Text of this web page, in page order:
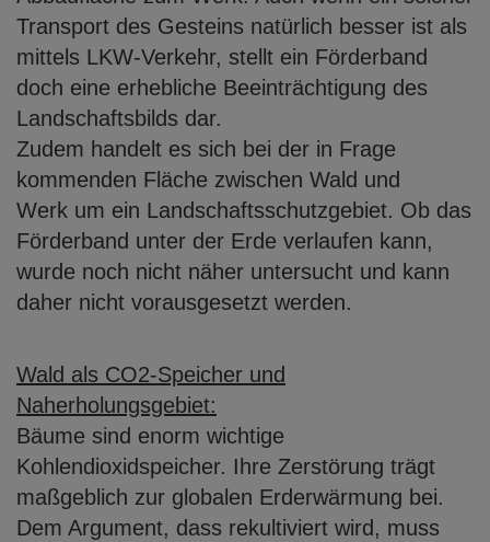
Transport des Gesteins natürlich besser ist als
mittels LKW-Verkehr, stellt ein Förderband
doch eine erhebliche Beeinträchtigung des
Landschaftsbilds dar.
Zudem handelt es sich bei der in Frage
kommenden Fläche zwischen Wald und
Werk um ein Landschaftsschutzgebiet. Ob das
Förderband unter der Erde verlaufen kann,
wurde noch nicht näher untersucht und kann
daher nicht vorausgesetzt werden.
Wald als CO2-Speicher und
Naherholungsgebiet:
Bäume sind enorm wichtige
Kohlendioxidspeicher. Ihre Zerstörung trägt
maßgeblich zur globalen Erderwärmung bei.
Dem Argument, dass rekultiviert wird, muss